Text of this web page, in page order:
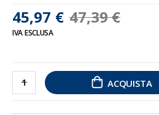
45,97 € 47,39 €
IVA ESCLUSA
ACQUISTA